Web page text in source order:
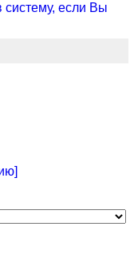
систему, если Вы